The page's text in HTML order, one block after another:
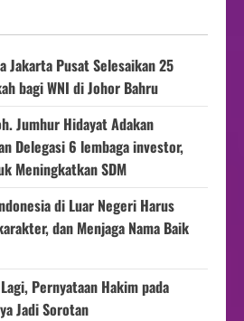
Jakarta Pusat Selesaikan 25
bagi WNI di Johor Bahru
Jumhur Hidayat Adakan
Delegasi 6 lembaga investor,
Meningkatkan SDM
di Luar Negeri Harus
dan Menjaga Nama Baik
Pernyataan Hakim pada
Jadi Sorotan